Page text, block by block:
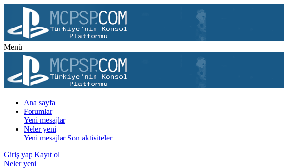
Menü
Ana sayfa
Forumlar
Yeni mesajlar
Neler yeni
Yeni mesajlar Son aktiviteler
Giriş yap Kayıt ol
Neler yeni